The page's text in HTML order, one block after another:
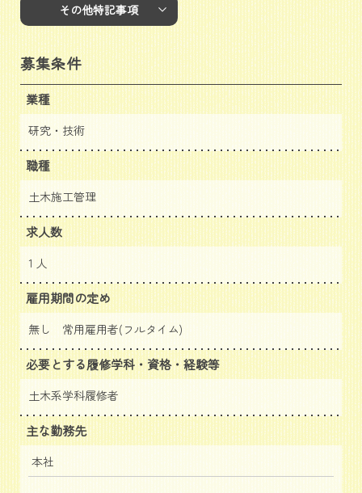
その他特記事項
募集条件
業種
研究・技術
職種
土木施工管理
求人数
1 人
雇用期間の定め
無し 常用雇用者(フルタイム)
必要とする履修学科・資格・経験等
土木系学科履修者
主な勤務先
本社